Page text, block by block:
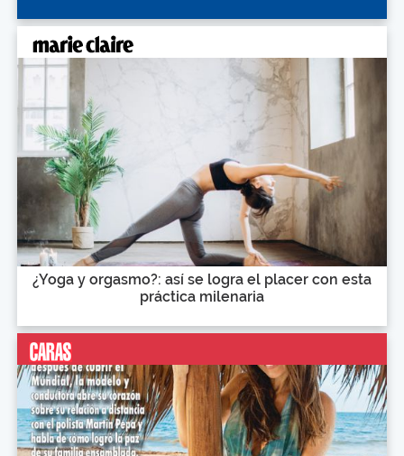
¿Yoga y orgasmo?: así se logra el placer con esta
práctica milenaria